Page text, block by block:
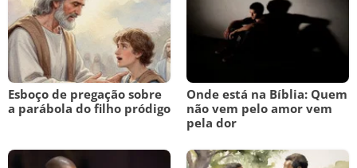
Esboço de pregação sobre
a parábola do filho pródigo
Onde está na Bíblia: Quem
não vem pelo amor vem
pela dor